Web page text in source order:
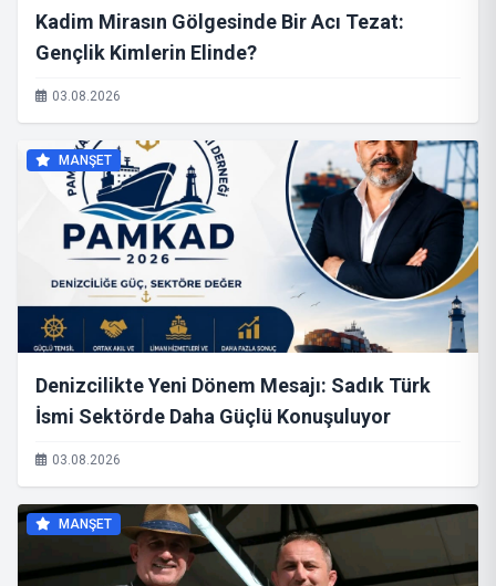
Kadim Mirasın Gölgesinde Bir Acı Tezat:
Gençlik Kimlerin Elinde?
03.08.2026
MANŞET
Denizcilikte Yeni Dönem Mesajı: Sadık Türk
İsmi Sektörde Daha Güçlü Konuşuluyor
03.08.2026
MANŞET